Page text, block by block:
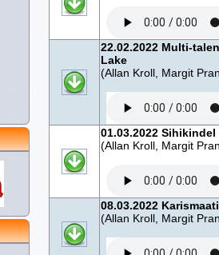
22.02.2022 Multi-
Lake
(Allan Kroll, Margit
01.03.2022
(Allan Kroll, Margit
08.03.2022
(Allan Kroll, Margit